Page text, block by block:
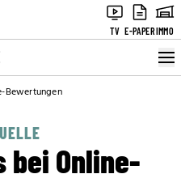
TV E-PAPERIMMO
Bewertungen
bei Online-